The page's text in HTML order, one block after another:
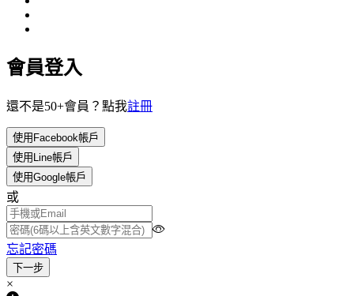
會員登入
還不是50+會員？點我註冊
使用Facebook帳戶
使用Line帳戶
使用Google帳戶
或
忘記密碼
×